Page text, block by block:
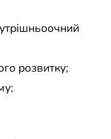
розвитку;